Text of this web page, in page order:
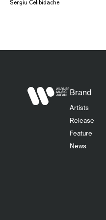
Sergiu Celibidache
Brand
Artists
Release
Feature
News